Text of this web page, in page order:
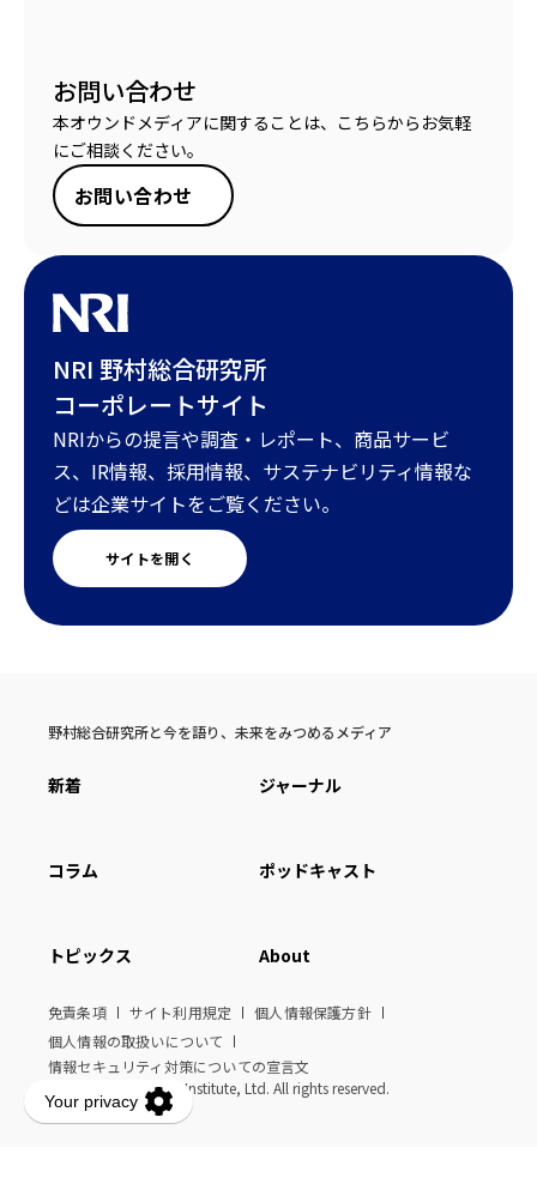
お問い合わせ
本オウンドメディアに関することは、こちらからお気軽
にご相談ください。
お問い合わせ
NRI 野村総合研究所
コーポレートサイト
NRIからの提言や調査・レポート、商品サービ
ス、IR情報、採用情報、サステナビリティ情報な
どは企業サイトをご覧ください。
サイトを開く
野村総合研究所と今を語り、未来をみつめるメディア
新着 ジャーナル
コラム ポッドキャスト
トピックス About
免責条項 サイト利用規定
個人情報保護方針
個人情報の取扱いについて
情報セキュリティ対策についての宣言文
© Nomura Research Institute, Ltd. All rights reserved.